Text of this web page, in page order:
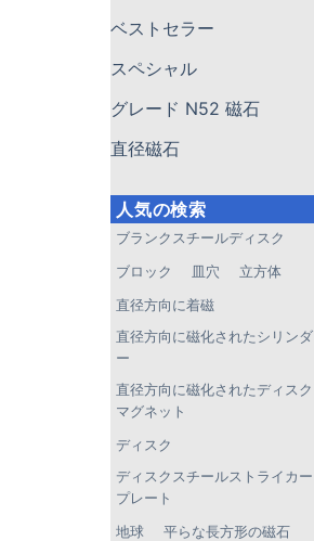
ベストセラー
スペシャル
グレード N52 磁石
直径磁石
人気の検索
ブランクスチールディスク
ブロック 皿穴 立方体
直径方向に着磁
直径方向に磁化されたシリンダ
ー
直径方向に磁化されたディスク
マグネット
ディスク
ディスクスチールストライカー
プレート
地球 平らな長方形の磁石